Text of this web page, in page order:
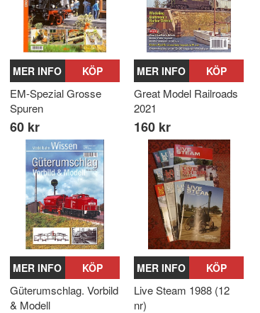
MER INFO KÖP
EM-Spezial Grosse
Spuren
60 kr
MER INFO KÖP
Great Model Railroads
2021
160 kr
MER INFO KÖP
Güterumschlag. Vorbild
& Modell
MER INFO KÖP
Live Steam 1988 (12
nr)